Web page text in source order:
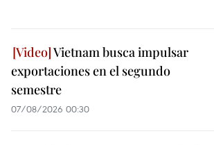
Vietnam busca impulsar
exportaciones en el segundo
semestre
07/08/2026 00:30